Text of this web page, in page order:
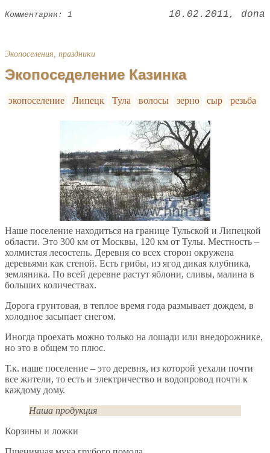
Комментарии: 1 10.02.2011 dona
Экопоселения, праздники
Экопоседеление Казинка
экопоселение Липецк Тула волосы зерно сыр резьба
Наше поселение находиться на границе Тульской и Липецкой
области. Это 300 км от Москвы, 120 км от Тулы. Местность –
холмистая лесостепь. Деревня со всех сторон окружена
деревьями как стеной. Есть грибы, из ягод дикая клубника,
земляника. По всей деревне растут яблони, сливы, малина в
больших количествах.
Дорога грунтовая, в теплое время года размывает дождем, в
холодное засыпает снегом.
Иногда проехать можно только на лошади или внедорожнике,
но это в общем то плюс.
Т.к. наше поселение – это деревня, из которой уехали почти
все жители, то есть и электричество и водопровод почти к
каждому дому.
Наша продукция
Корзины и ложки